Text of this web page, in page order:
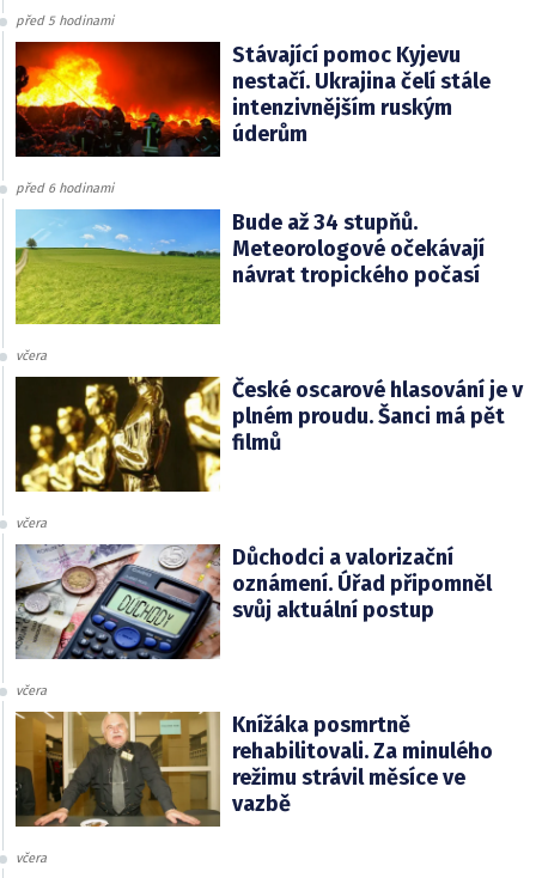
před 5 hodinami
Stávající pomoc Kyjevu
nestačí. Ukrajina čelí stále
intenzivnějším ruským
úderům
před 6 hodinami
Bude až 34 stupňů.
Meteorologové očekávají
návrat tropického počasí
včera
České oscarové hlasování je v
plném proudu. Šanci má pět
filmů
včera
Důchodci a valorizační
oznámení. Úřad připomněl
svůj aktuální postup
včera
Knížáka posmrtně
rehabilitovali. Za minulého
režimu strávil měsíce ve
vazbě
včera